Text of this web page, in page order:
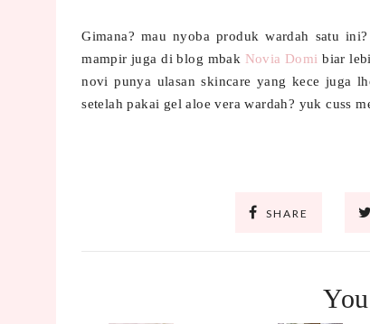
Gimana? mau nyoba produk wardah satu
mampir juga di blog mbak Novia Domi biar
novi punya ulasan skincare yang kece juga
setelah pakai gel aloe vera wardah? yuk cuss
SHARE